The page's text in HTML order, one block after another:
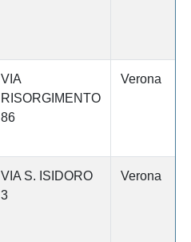
VIA
RISORGIMENTO
86
Verona
VIA S. ISIDORO
3
Verona